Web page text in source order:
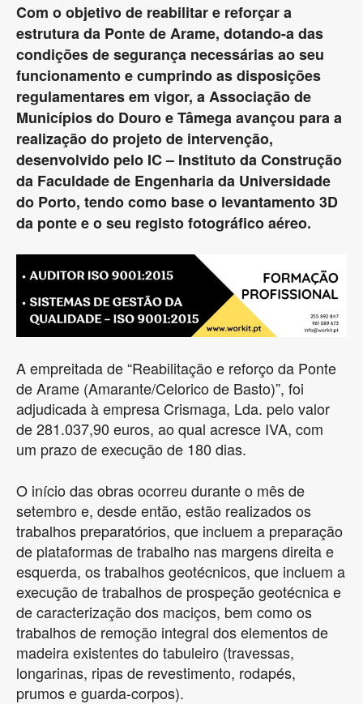
Com o objetivo de reabilitar e reforçar a
estrutura da Ponte de Arame, dotando-a das
condições de segurança necessárias ao seu
funcionamento e cumprindo as disposições
regulamentares em vigor, a Associação de
Municípios do Douro e Tâmega avançou para a
realização do projeto de intervenção,
desenvolvido pelo IC – Instituto da Construção
da Faculdade de Engenharia da Universidade
do Porto, tendo como base o levantamento 3D
da ponte e o seu registo fotográfico aéreo.
A empreitada de “Reabilitação e reforço da Ponte
de Arame (Amarante/Celorico de Basto)”, foi
adjudicada à empresa Crismaga, Lda. pelo valor
de 281.037,90 euros, ao qual acresce IVA, com
um prazo de execução de 180 dias.
O início das obras ocorreu durante o mês de
setembro e, desde então, estão realizados os
trabalhos preparatórios, que incluem a preparação
de plataformas de trabalho nas margens direita e
esquerda, os trabalhos geotécnicos, que incluem a
execução de trabalhos de prospeção geotécnica e
de caracterização dos maciços, bem como os
trabalhos de remoção integral dos elementos de
madeira existentes do tabuleiro (travessas,
longarinas, ripas de revestimento, rodapés,
prumos e guarda-corpos).